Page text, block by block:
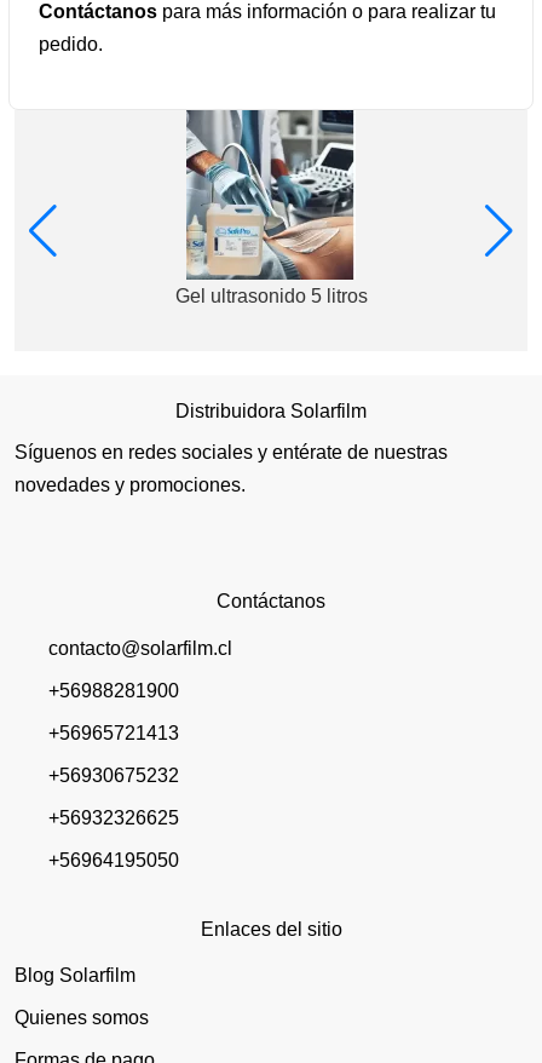
Contáctanos para más información o para realizar tu
pedido.
Gel ultrasonido 5 litros
Distribuidora Solarfilm
Síguenos en redes sociales y entérate de nuestras
novedades y promociones.
Contáctanos
contacto@solarfilm.cl
+56988281900
+56965721413
+56930675232
+56932326625
+56964195050
Enlaces del sitio
Blog Solarfilm
Quienes somos